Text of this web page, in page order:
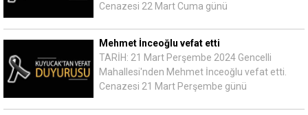
Cenazesi 22 Mart Cuma günü
Mehmet İnceoğlu vefat etti
TARİH: 21 Mart Perşembe 2024 Gencelli
Mahallesi'nden Mehmet İnceoğlu vefat etti.
Cenazesi 21 Mart Perşembe günü